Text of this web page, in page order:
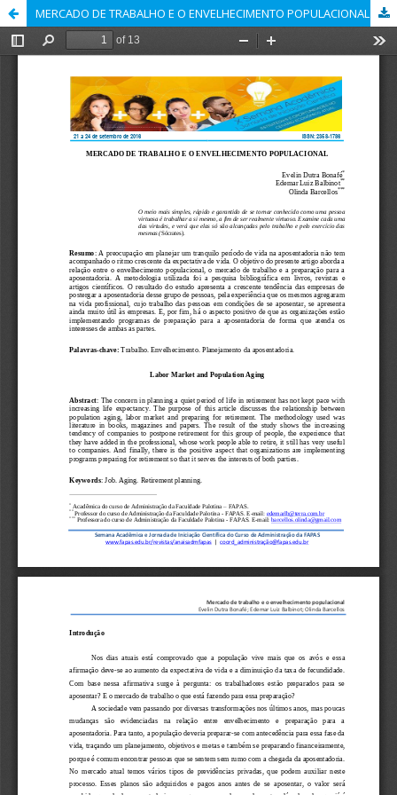
MERCADO DE TRABALHO E O ENVELHECIMENTO POPULACIONAL